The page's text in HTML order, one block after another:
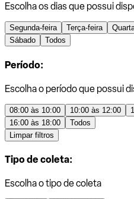
Escolha os dias que possui
Segunda-feira Terça-feira
Sábado
Todos
Período:
Escolha o período que possui
08:00 às 10:00 10:00 às 12:00
16:00 às 18:00
Todos
Limpar filtros
Tipo de coleta:
Escolha o tipo de coleta